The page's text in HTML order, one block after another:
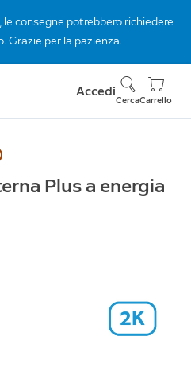
consegne potrebbero richiedere
Grazie per la pazienza.
Accedi
CercaCarrello
Plus a energia